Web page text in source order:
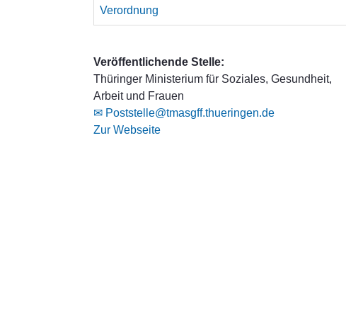
Verordnung
Veröffentlichende Stelle:
Thüringer Ministerium für Soziales, Gesundheit,
Arbeit und Frauen
✉ Poststelle@tmasgff.thueringen.de
Zur Webseite